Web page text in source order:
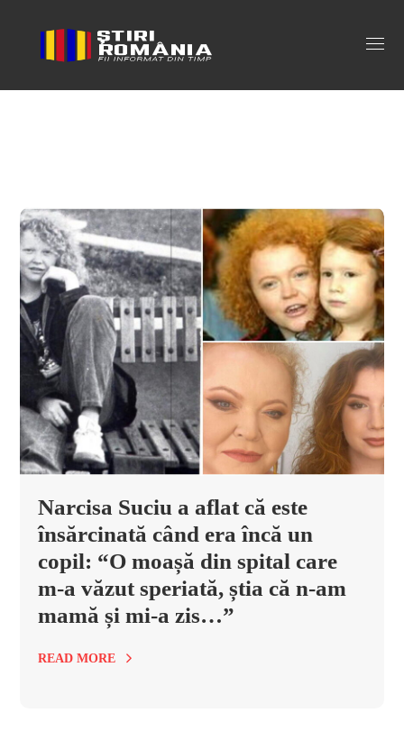
narcisa suciu fiica Tag
Narcisa Suciu a aflat că este
însărcinată când era încă un
copil: “O moașă din spital care
m-a văzut speriată, știa că n-am
mamă și mi-a zis…”
READ MORE